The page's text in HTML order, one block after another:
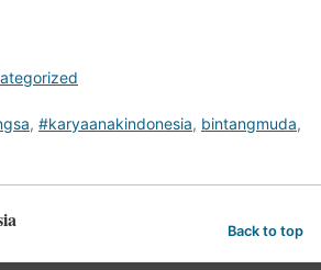
, #karyaanakindonesia, bintangmuda,
Back to top